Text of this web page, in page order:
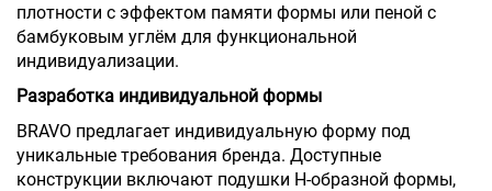
плотности с эффектом памяти формы или пеной с
бамбуковым углём для функциональной
индивидуализации.
Разработка индивидуальной формы
BRAVO предлагает индивидуальную форму под
уникальные требования бренда. Доступные
конструкции включают подушки Н-образной формы,